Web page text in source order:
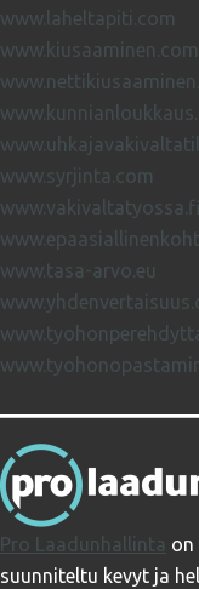
www.laheltapiti.com
www.kiusaaminen.com
www.syrjinta.com
www.vakivaltatyossa.fi
www.tasa-arvo.eu
Pro Laadunhallinta on
suunniteltu kevyt ja